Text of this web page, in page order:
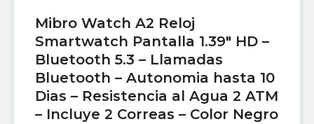
Mibro Watch A2 Reloj
Smartwatch Pantalla 1.39″ HD –
Bluetooth 5.3 – Llamadas
Bluetooth – Autonomia hasta 10
Dias – Resistencia al Agua 2 ATM
– Incluye 2 Correas – Color Negro